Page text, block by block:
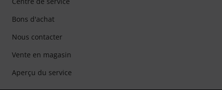
Bons d'achat
Nous contacter
Vente en magasin
Aperçu du service